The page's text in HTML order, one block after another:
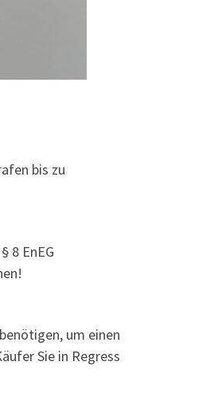
bis zu
8 EnEG
um einen
Sie in Regress